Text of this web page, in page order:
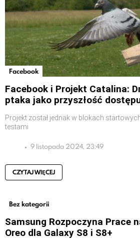
Facebook
Facebook i Projekt Catalina:
ptaka jako przyszłość
Projekt został jednak w blokach
testami
9 listopada 2024, 23:49
CZYTAJ WIĘCEJ
Bez kategorii
Samsung Rozpoczyna Prace
Oreo dla Galaxy S8 i S8+